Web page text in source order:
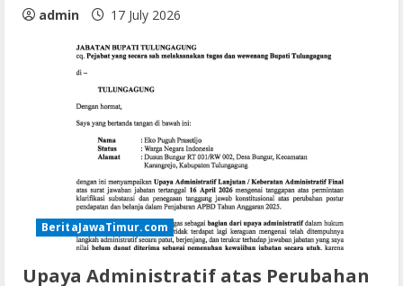
admin 17 July 2026
BeritaJawaTimur.com
Upaya Administratif atas Perubahan